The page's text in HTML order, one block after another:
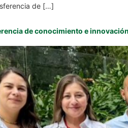
de […]
de conocimiento e